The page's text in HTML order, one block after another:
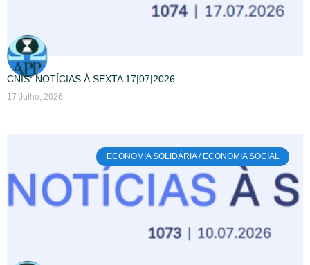
CNIS: NOTÍCIAS À SEXTA 17|07|2026
17 Julho, 2026
ECONOMIA SOLIDÁRIA / ECONOMIA SOCIAL